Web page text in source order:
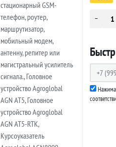
стационарный GSM-
телефон, роутер,
маршрутизатор,
мобильный модем,
антенну, репитер или
магистральный усилитель
сигнала., Головное
устройство Agroglobal
AGN AT5, Головное
устройство Agroglobal
AGN AT5-RTK,
Курсоуказатель